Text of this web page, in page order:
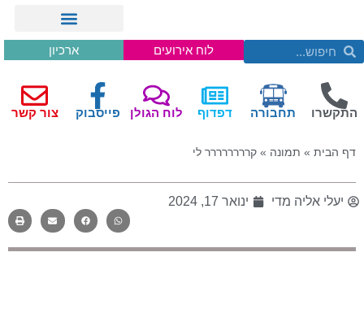
לוח אירועים ארכיון
התקשרו תחבורה דפדוף לוח הגולן פייסבוק צור קשר
דף הבית » תמונה » קרררררררר לי
יעלי אליה מדי ינואר 17, 2024